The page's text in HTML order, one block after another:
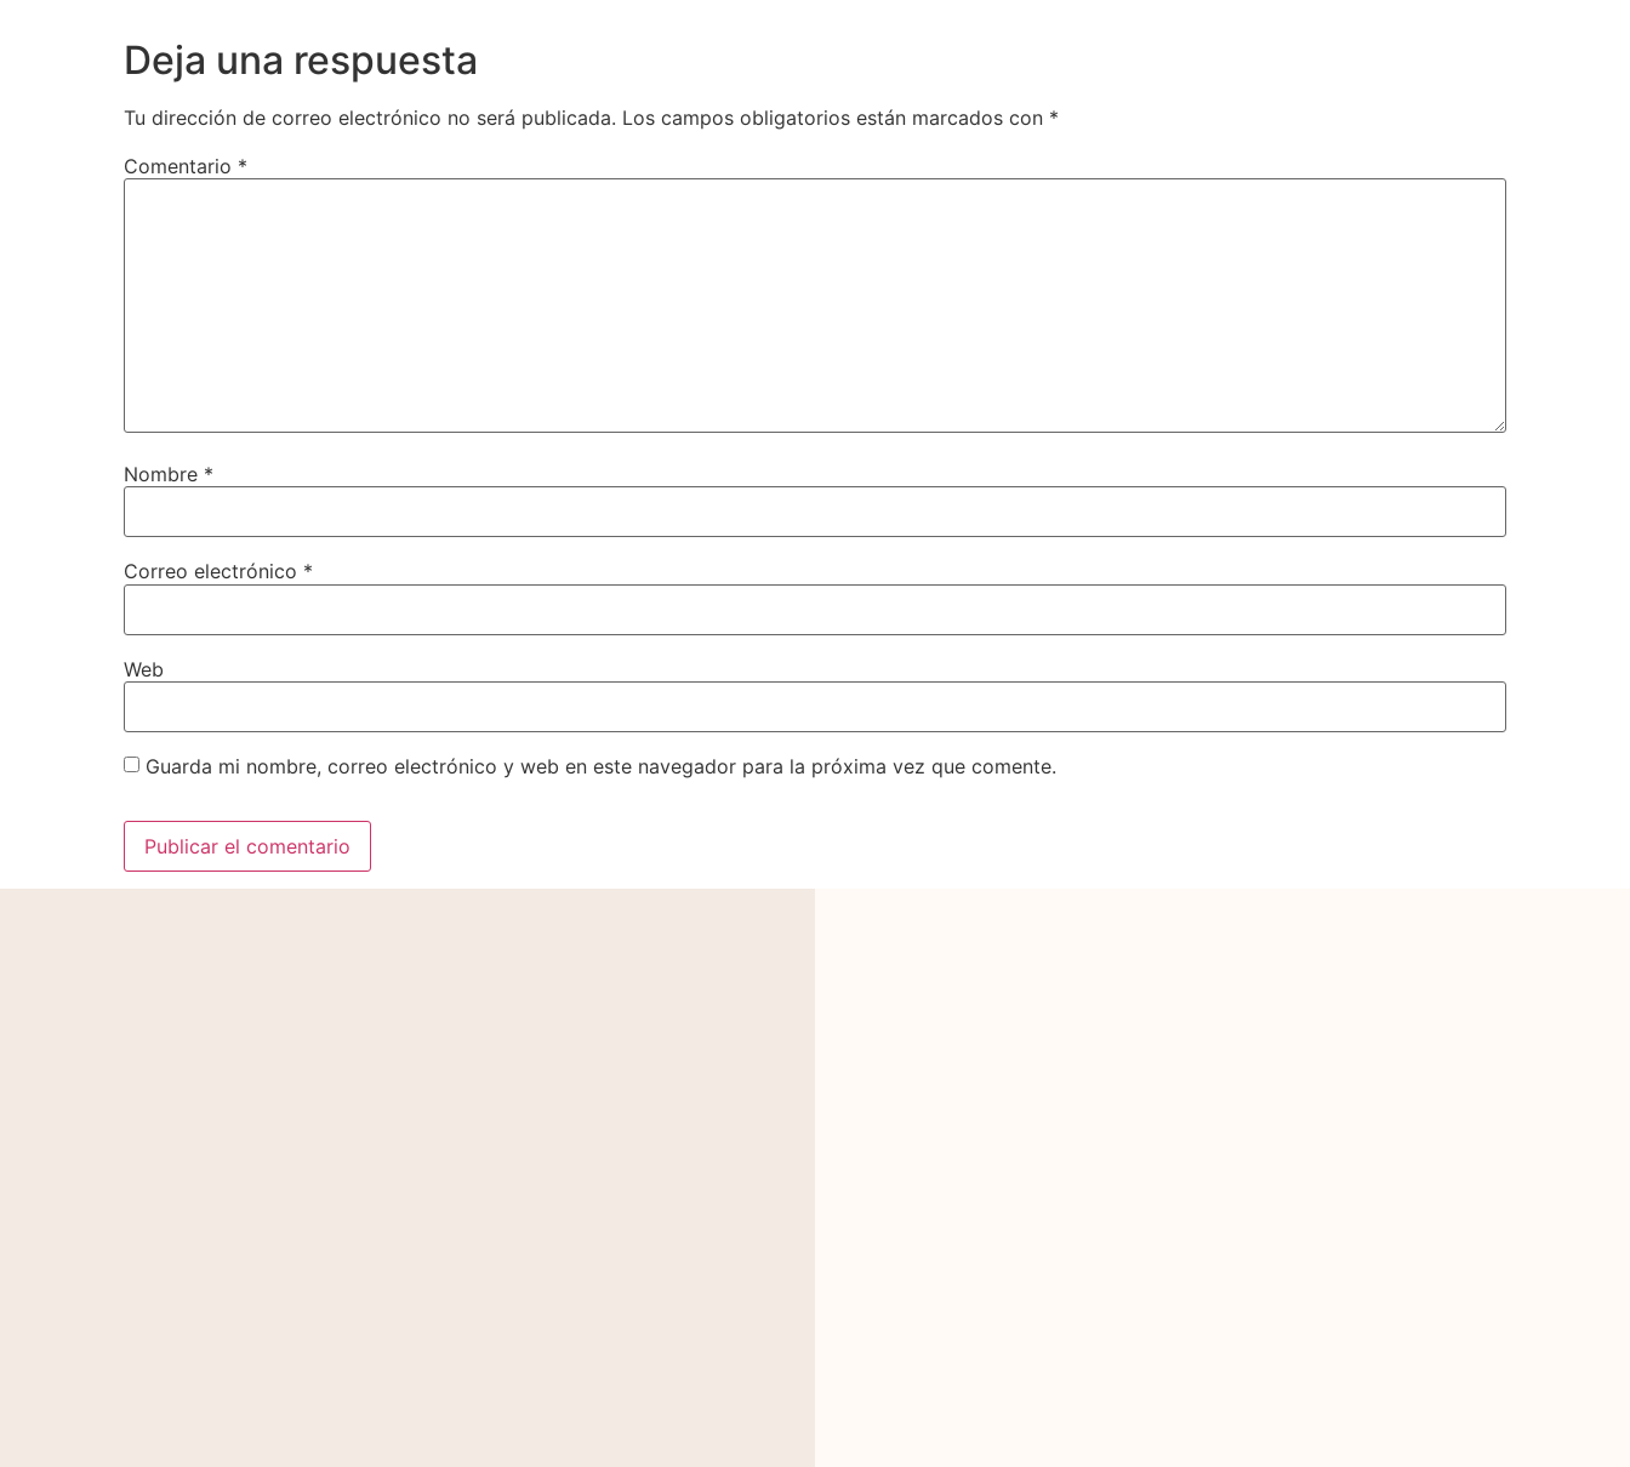
Deja una respuesta
Tu dirección de correo electrónico no será publicada. Los campos obligatorios están marcados con *
Comentario *
Nombre *
Correo electrónico *
Web
Guarda mi nombre, correo electrónico y web en este navegador para la próxima vez que comente.